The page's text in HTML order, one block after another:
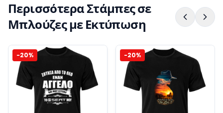
Περισσότερα Στάμπες σε
Μπλούζες με Εκτύπωση
-20% -20%
Στάμπες σε Μπλούζες
Η γκρίνια είναι
της γοητείας μου
Tshirt